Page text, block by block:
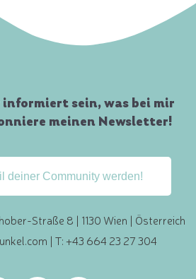
sein, was bei mir
meinen Newsletter!
deiner Community werden!
Straße 8 | 1130 Wien | Österreich
| T: +43 664 23 27 304